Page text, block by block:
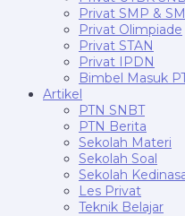
Privat SMP &
Privat Olimpiade
Privat STAN
Privat IPDN
Bimbel Masuk
Artikel
PTN SNBT
PTN Berita
Sekolah Materi
Sekolah Soal
Sekolah
Les Privat
Teknik Belajar